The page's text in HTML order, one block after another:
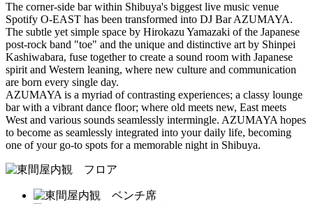
The corner-side bar within Shibuya's biggest live music venue
Spotify O-EAST has been transformed into DJ Bar AZUMAYA.
The subtle yet simple space by Hirokazu Yamazaki of the Japanese
post-rock band "toe" and the unique and distinctive art by Shinpei
Kashiwabara, fuse together to create a sound room with Japanese
spirit and Western leaning, where new culture and communication
are born every single day.
AZUMAYA is a myriad of contrasting experiences; a classy lounge
bar with a vibrant dance floor; where old meets new, East meets
West and various sounds seamlessly intermingle. AZUMAYA hopes
to become as seamlessly integrated into your daily life, becoming
one of your go-to spots for a memorable night in Shibuya.